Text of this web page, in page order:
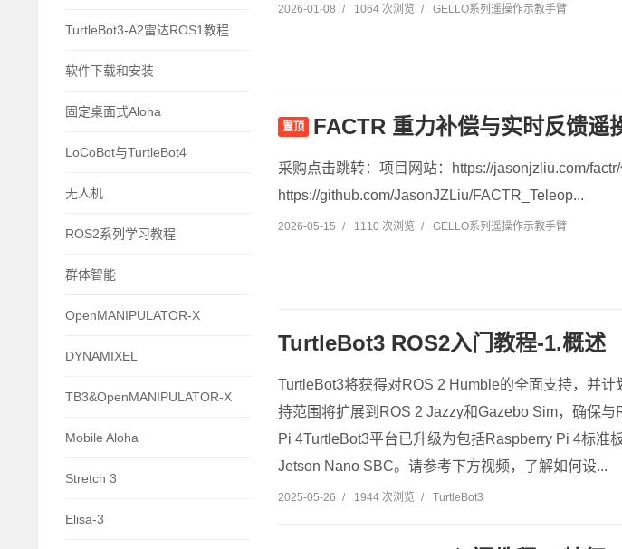
TurtleBot3-A2雷达ROS1教程
软件下载和安装
固定桌面式Aloha
LoCoBot与TurtleBot4
无人机
ROS2系列学习教程
群体智能
OpenMANIPULATOR-X
DYNAMIXEL
TB3&OpenMANIPULATOR-X
Mobile Aloha
Stretch 3
Elisa-3
2026-01-08 / 1064 次浏览 / GELLO系列遥操作示教手臂
置顶 FACTR 重力补偿与实时反馈遥
采购点击跳转：项目网站：https://jasonjzliu.com/factr/
https://github.com/JasonJZLiu/FACTR_Teleop...
2026-05-15 / 1110 次浏览 / GELLO系列遥操作示教手臂
TurtleBot3 ROS2入门教程-1.概述
TurtleBot3将获得对ROS 2 Humble的全面支持，并
持范围将扩展到ROS 2 Jazzy和Gazebo Sim，确保
Pi 4TurtleBot3平台已升级为包括Raspberry Pi 4标
Jetson Nano SBC。请参考下方视频，了解如何设...
2025-05-26 / 1944 次浏览 / TurtleBot3